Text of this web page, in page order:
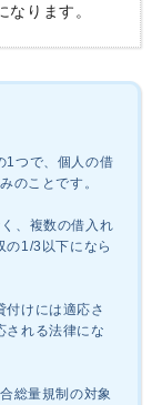
ります。
1つで、個人の借
のことです。
、複数の借入れ
の1/3以下になら
付けには適応さ
される法律にな
総量規制の対象